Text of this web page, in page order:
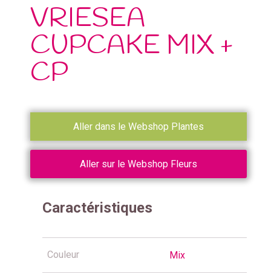
VRIESEA
CUPCAKE MIX +
CP
Aller dans le Webshop Plantes
Aller sur le Webshop Fleurs
Caractéristiques
Couleur Mix